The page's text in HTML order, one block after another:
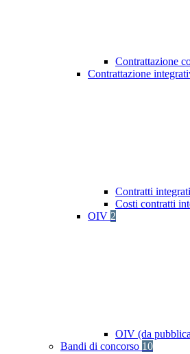
Contrattazione
Contrattazione
Contratti
Costi contratti
OIV 2
OIV (da
Bandi di concorso 10